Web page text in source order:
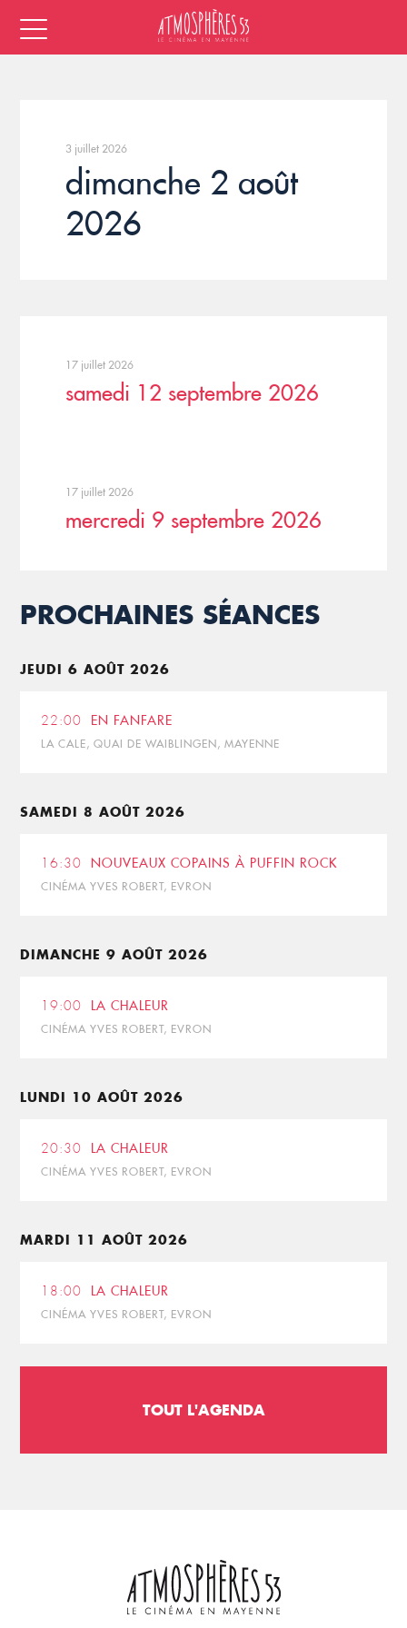
3 juillet 2026
dimanche 2 août
2026
17 juillet 2026
samedi 12 septembre 2026
17 juillet 2026
mercredi 9 septembre 2026
PROCHAINES SÉANCES
JEUDI 6 AOÛT 2026
22:00 EN FANFARE
LA CALE, QUAI DE WAIBLINGEN, MAYENNE
SAMEDI 8 AOÛT 2026
16:30 NOUVEAUX COPAINS À PUFFIN ROCK
CINÉMA YVES ROBERT, EVRON
DIMANCHE 9 AOÛT 2026
19:00 LA CHALEUR
CINÉMA YVES ROBERT, EVRON
LUNDI 10 AOÛT 2026
20:30 LA CHALEUR
CINÉMA YVES ROBERT, EVRON
MARDI 11 AOÛT 2026
18:00 LA CHALEUR
CINÉMA YVES ROBERT, EVRON
TOUT L'AGENDA